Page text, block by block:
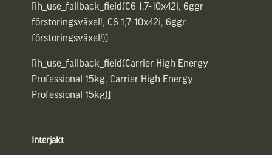
[ih_use_fallback_field(C6 1,7-10x42i, 6ggr
förstoringsväxel!, C6 1,7-10x42i, 6ggr
förstoringsväxel!)]
[ih_use_fallback_field(Carrier High Energy
Professional 15kg, Carrier High Energy
Professional 15kg)]
Interjakt